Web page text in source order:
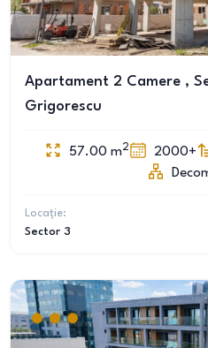
Apartament 2 Camere ,
Grigorescu
57.00 m2 2000+
Locație:
Sector 3